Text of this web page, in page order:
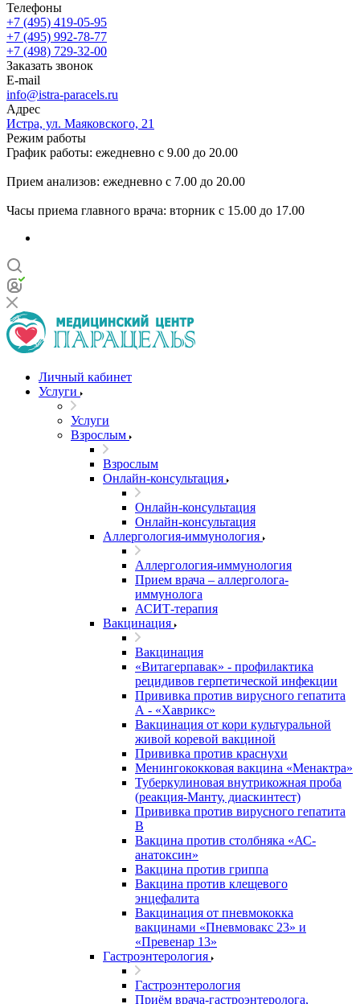
Телефоны
+7 (495) 419-05-95
+7 (495) 992-78-77
+7 (498) 729-32-00
Заказать звонок
E-mail
info@istra-paracels.ru
Адрес
Истра, ул. Маяковского, 21
Режим работы
График работы: ежедневно с 9.00 до 20.00
Прием анализов: ежедневно с 7.00 до 20.00
Часы приема главного врача: вторник с 15.00 до 17.00
Личный кабинет
Услуги
Услуги
Взрослым
Взрослым
Онлайн-консультация
Онлайн-консультация
Онлайн-консультация
Аллергология-иммунология
Аллергология-иммунология
Прием врача – аллерголога-
иммунолога
АСИТ-терапия
Вакцинация
Вакцинация
«Витагерпавак» - профилактика
рецидивов герпетической инфекции
Прививка против вирусного гепатита
А - «Хаврикс»
Вакцинация от кори культуральной
живой коревой вакциной
Прививка против краснухи
Менингококковая вакцина «Менактра»
Туберкулиновая внутрикожная проба
(реакция-Манту, диаскинтест)
Прививка против вирусного гепатита
В
Вакцина против столбняка «АС-
анатоксин»
Вакцина против гриппа
Вакцина против клещевого
энцефалита
Вакцинация от пневмококка
вакцинами «Пневмовакс 23» и
«Превенар 13»
Гастроэнтерология
Гастроэнтерология
Приём врача-гастроэнтеролога,